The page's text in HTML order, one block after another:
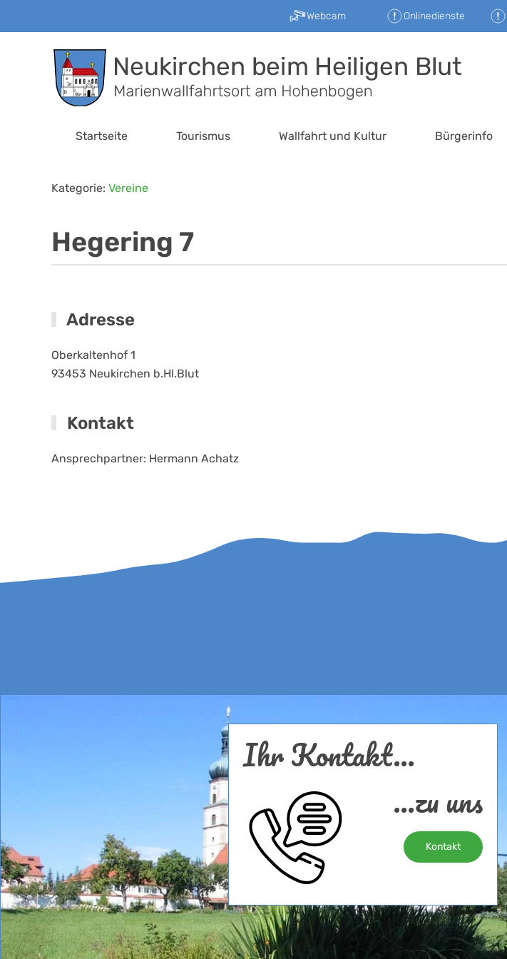
Zum Hauptinhalt springen
Webcam Onlinedienste
Startseite Tourismus Wallfahrt und Kultur Bürgerinfo
Kategorie: Vereine
Hegering 7
Adresse
Oberkaltenhof 1
93453 Neukirchen b.Hl.Blut
Kontakt
Ansprechpartner: Hermann Achatz
Ihr Kontakt...
...zu uns
Kontakt